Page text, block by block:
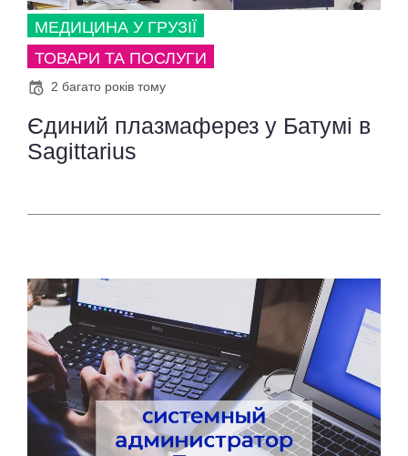
МЕДИЦИНА У ГРУЗІЇ
ТОВАРИ ТА ПОСЛУГИ
2 багато років тому
Єдиний плазмаферез у Батумі в
Sagittarius